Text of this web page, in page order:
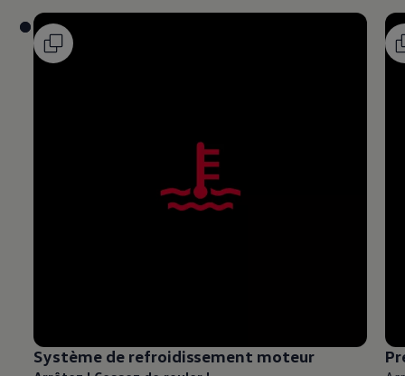
Système de refroidissement moteur